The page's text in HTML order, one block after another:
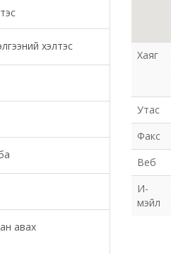
хэлтэс
авах
Хаяг
Утас
Факс
Веб
И-
мэйл